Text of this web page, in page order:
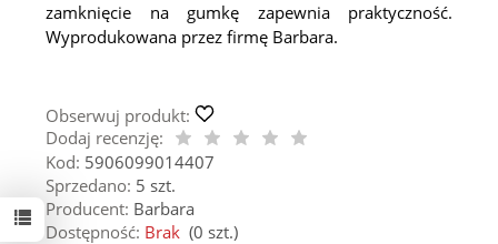
zamknięcie na gumkę zapewnia praktyczność.
Wyprodukowana przez firmę Barbara.
Obserwuj produkt:
Dodaj recenzję:
Kod: 5906099014407
Sprzedano: 5 szt.
Producent: Barbara
Dostępność: Brak (0 szt.)